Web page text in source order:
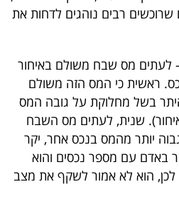
רבים נוהגים לדחות את
לעתים מס שבח משולם באיחור
ראשית כי המס הזה משולם
בשל מחלוקת על גובה המס
שנית, לעתים מס השבח
יותר מהמס בנכס אחר, יקר
באדם עם מספר נכסים והוא
לכן, הוא לא אמור לשקף את מצב